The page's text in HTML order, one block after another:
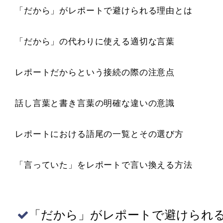
「だから」がレポートで避けられる理由とは
「だから」の代わりに使える適切な言葉
レポートだからという接続の際の注意点
話し言葉と書き言葉の明確な違いの意識
レポートにおける語尾の一覧とその選び方
「言っていた」をレポートで言い換える方法
「だから」がレポートで避けられ